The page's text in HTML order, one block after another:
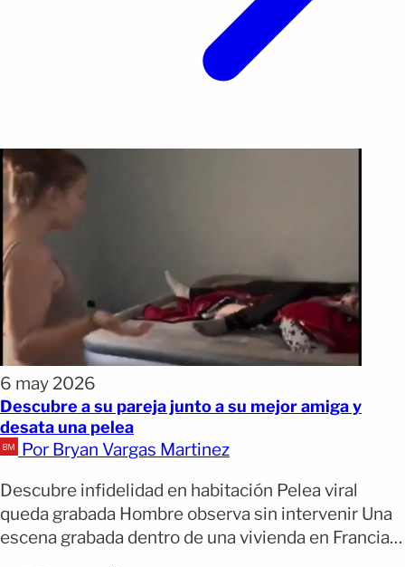
6 may 2026
Descubre a su pareja junto a su mejor amiga y
desata una pelea
Por Bryan Vargas Martinez
Descubre infidelidad en habitación Pelea viral
queda grabada Hombre observa sin intervenir Una
escena grabada dentro de una vivienda en Francia